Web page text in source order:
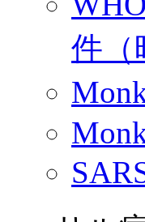
件（